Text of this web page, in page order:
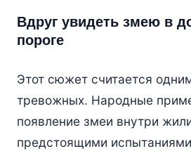
Вдруг увидеть змею в
пороге
Этот сюжет считается
тревожных. Народные
появление змеи внутри
предстоящими